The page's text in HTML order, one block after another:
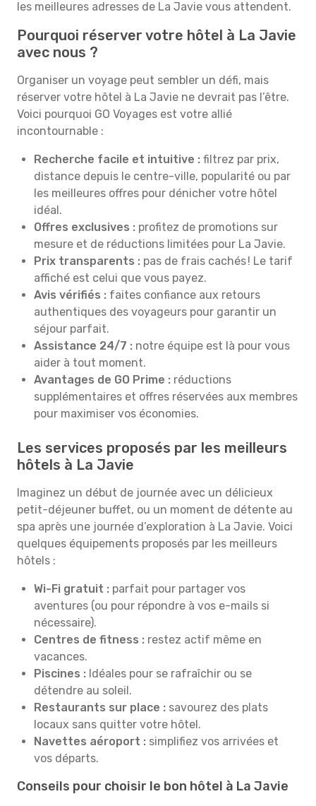
les meilleures adresses de La Javie vous attendent.
Pourquoi réserver votre hôtel à La Javie
avec nous ?
Organiser un voyage peut sembler un défi, mais
réserver votre hôtel à La Javie ne devrait pas l’être.
Voici pourquoi GO Voyages est votre allié
incontournable :
Recherche facile et intuitive : filtrez par prix,
distance depuis le centre-ville, popularité ou par
les meilleures offres pour dénicher votre hôtel
idéal.
Offres exclusives : profitez de promotions sur
mesure et de réductions limitées pour La Javie.
Prix transparents : pas de frais cachés ! Le tarif
affiché est celui que vous payez.
Avis vérifiés : faites confiance aux retours
authentiques des voyageurs pour garantir un
séjour parfait.
Assistance 24/7 : notre équipe est là pour vous
aider à tout moment.
Avantages de GO Prime : réductions
supplémentaires et offres réservées aux membres
pour maximiser vos économies.
Les services proposés par les meilleurs
hôtels à La Javie
Imaginez un début de journée avec un délicieux
petit-déjeuner buffet, ou un moment de détente au
spa après une journée d’exploration à La Javie. Voici
quelques équipements proposés par les meilleurs
hôtels :
Wi-Fi gratuit : parfait pour partager vos
aventures (ou pour répondre à vos e-mails si
nécessaire).
Centres de fitness : restez actif même en
vacances.
Piscines : Idéales pour se rafraîchir ou se
détendre au soleil.
Restaurants sur place : savourez des plats
locaux sans quitter votre hôtel.
Navettes aéroport : simplifiez vos arrivées et
vos départs.
Conseils pour choisir le bon hôtel à La Javie